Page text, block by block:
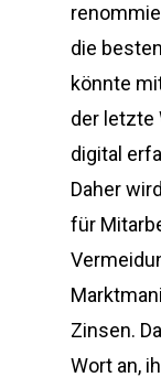
die
könnte
der letzte
digital
Daher
für
Zinsen.
Wort an,